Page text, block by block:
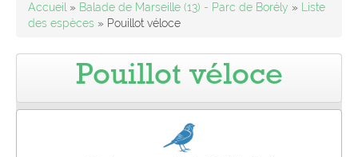
Accueil » Balade de Marseille (13) - Parc de Borély »
Liste
des espèces » Pouillot véloce
Pouillot véloce